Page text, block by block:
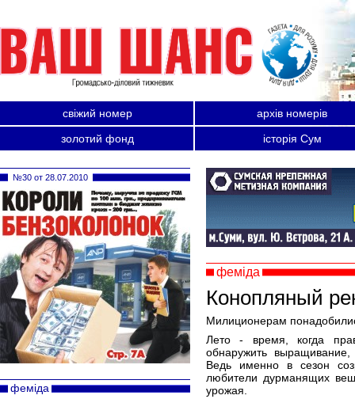
свіжий номер
архів номерів
золотий фонд
історія Сум
феміда
Конопляный
Милиционерам
Лето - время, когда
обнаружить
Ведь именно в сезон
любители дурманящих
урожая.
№30 от 28.07.2010
феміда